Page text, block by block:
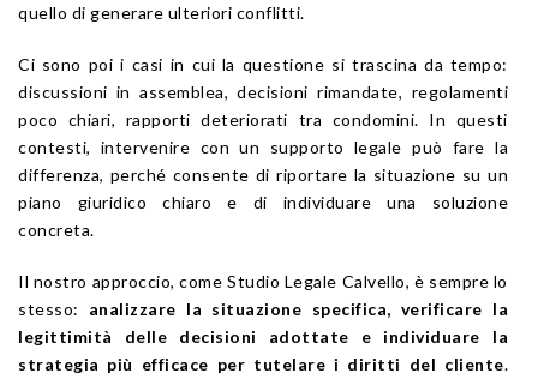
quello di generare ulteriori conflitti.
Ci sono poi i casi in cui la questione si trascina da tempo:
discussioni in assemblea, decisioni rimandate, regolamenti
poco chiari, rapporti deteriorati tra condomini. In questi
contesti, intervenire con un supporto legale può fare la
differenza, perché consente di riportare la situazione su un
piano giuridico chiaro e di individuare una soluzione
concreta.
Il nostro approccio, come Studio Legale Calvello, è sempre lo
stesso: analizzare la situazione specifica, verificare la
legittimità delle decisioni adottate e individuare la
strategia più efficace per tutelare i diritti del cliente.